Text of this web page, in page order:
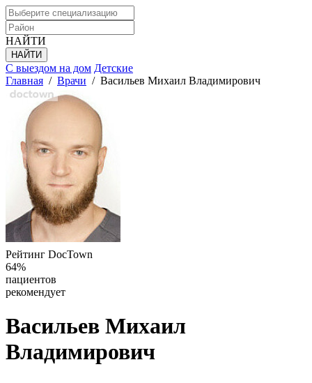
НАЙТИ
С выездом на дом Детские
Главная / Врачи / Васильев Михаил Владимирович
Рейтинг DocTown
64%
пациентов
рекомендует
Васильев Михаил
Владимирович